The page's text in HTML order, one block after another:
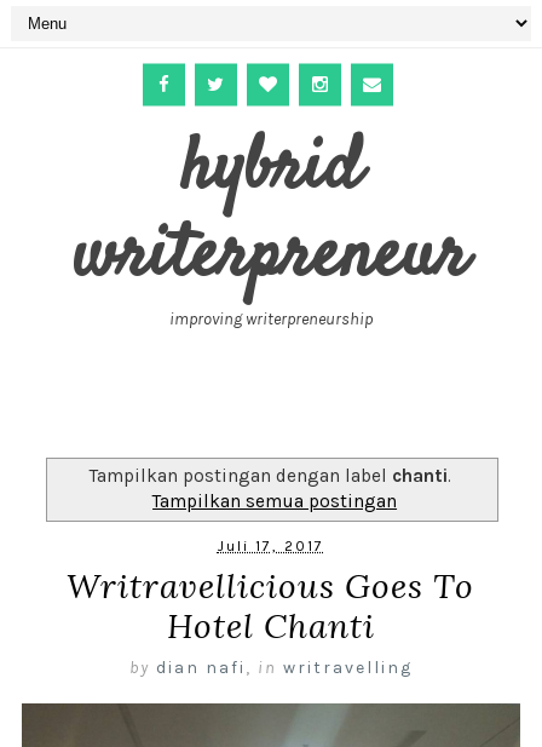
hybrid
writerpreneur
improving writerpreneurship
Tampilkan postingan dengan label chanti.
Tampilkan semua postingan
Juli 17, 2017
Writravellicious Goes To
Hotel Chanti
by dian nafi , in writravelling